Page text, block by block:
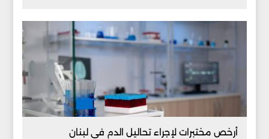
أرخص مختبرات لإجراء تحاليل الدم في لبنان